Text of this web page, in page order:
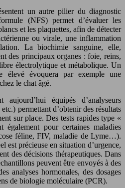
un autre pilier du diagnostic
(NFS) permet d’évaluer les
et les plaquettes, afin de détecter
ou virale, une inflammation
La biochimie sanguine, elle,
des principaux organes : foie, reins,
électrolytique et métabolique. Un
élevé évoquera par exemple une
le chat âgé.
équipés d’analyseurs
permettant d’obtenir des résultats
sur place. Des tests rapides type «
pour certaines maladies
féline, FIV, maladie de Lyme…).
est précieuse en situation d’urgence,
des décisions thérapeutiques. Dans
peuvent être envoyés à des
analyses hormonales, des dosages
de biologie moléculaire (PCR).